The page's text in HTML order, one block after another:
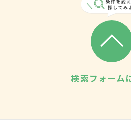
検索フォーム